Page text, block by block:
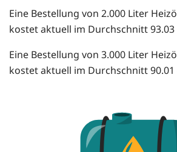
Eine Bestellung von 2.000 Liter
kostet aktuell im Durchschnitt 93.03
Eine Bestellung von 3.000 Liter
kostet aktuell im Durchschnitt 90.01